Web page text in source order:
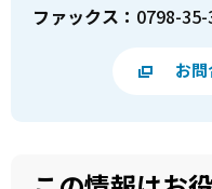
ファックス： 0798-
お